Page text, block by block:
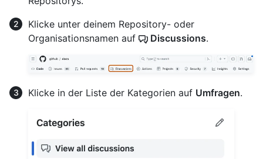
Klicke unter deinem Repository- oder
Organisationsnamen auf
Discussions.
Klicke in der Liste der Kategorien auf Umfragen.